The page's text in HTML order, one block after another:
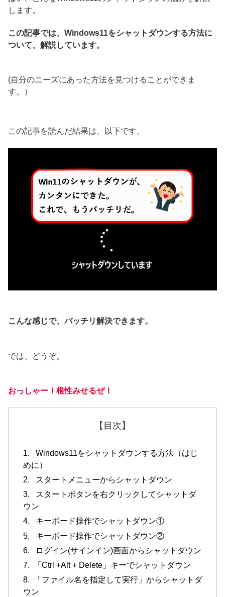
します。
この記事では、Windows11をシャットダウンする方法に
ついて、解説しています。
(自分のニーズにあった方法を見つけることができま
す。）
この記事を読んだ結果は、以下です。
こんな感じで、バッチリ解決できます。
では、どうぞ。
おっしゃー！根性みせるぜ！
【目次】
1. Windows11をシャットダウンする方法（はじ
めに）
2. スタートメニューからシャットダウン
3. スタートボタンを右クリックしてシャットダ
ウン
4. キーボード操作でシャットダウン①
5. キーボード操作でシャットダウン②
6. ログイン(サインイン)画面からシャットダウン
7. 「Ctrl +Alt + Delete」キーでシャットダウン
8. 「ファイル名を指定して実行」からシャットダ
ウン